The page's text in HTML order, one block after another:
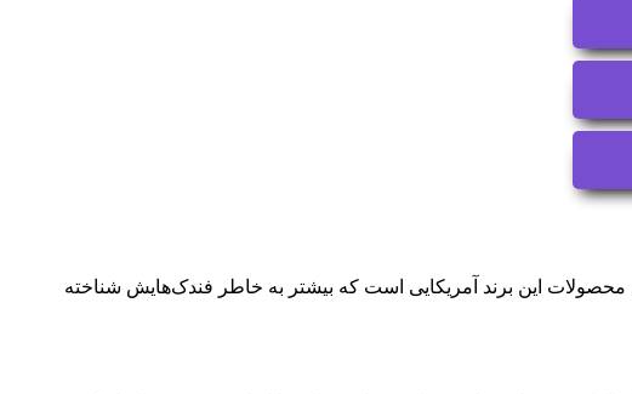
این برند آمریکایی است که بیشتر به خاطر فندک‌هایش شناخته